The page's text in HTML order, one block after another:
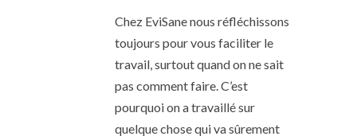
Chez EviSane nous réfléchissons
toujours pour vous faciliter le
travail, surtout quand on ne sait
pas comment faire. C’est
pourquoi on a travaillé sur
quelque chose qui va sûrement